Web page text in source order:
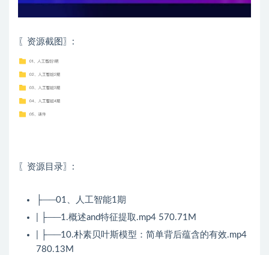
〖资源截图〗:
〖资源目录〗:
├──01、人工智能1期
| ├──1.概述and特征提取.mp4 570.71M
| ├──10.朴素贝叶斯模型：简单背后蕴含的有效.mp4
780.13M